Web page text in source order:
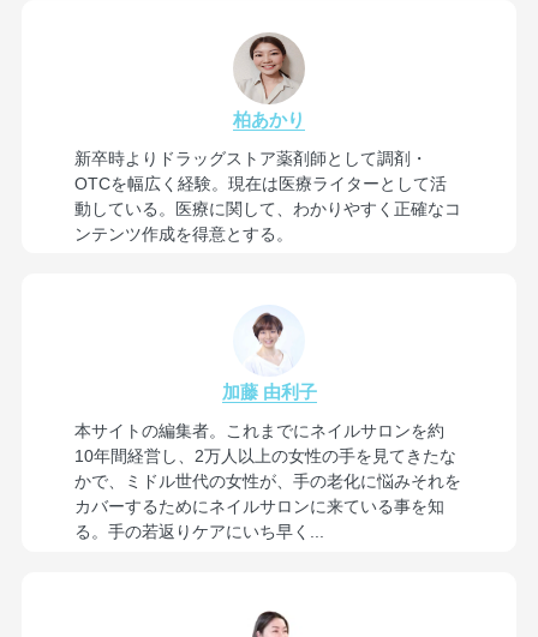
柏あかり
新卒時よりドラッグストア薬剤師として調剤・
OTCを幅広く経験。現在は医療ライターとして活
動している。医療に関して、わかりやすく正確なコ
ンテンツ作成を得意とする。
加藤 由利子
本サイトの編集者。これまでにネイルサロンを約
10年間経営し、2万人以上の女性の手を見てきたな
かで、ミドル世代の女性が、手の老化に悩みそれを
カバーするためにネイルサロンに来ている事を知
る。手の若返りケアにいち早く...